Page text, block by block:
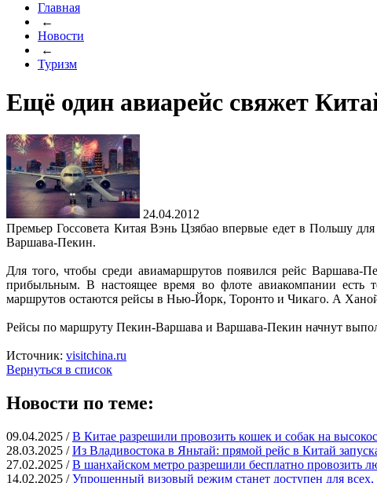
Главная
←
Новости
←
Туризм
Ещё один авиарейс свяжет
24.04.2012
Премьер Госсовета Китая Вэнь Цзябао впервые едет в Польшу
Варшава-Пекин.
Для того, чтобы среди авиамаршрутов появился рейс
прибыльным. В настоящее время во флоте авиакомпании есть
маршрутов остаются рейсы в Нью-Йорк, Торонто и Чикаго. А
Рейсы по маршруту Пекин-Варшава и Варшава-Пекин начнут
Источник: visitchina.ru
Вернуться в список
Новости по теме:
09.04.2025 /В Китае разрешили провозить кошек и собак на
28.03.2025 /Из Владивостока в Яньтай: прямой рейс в Китай
27.02.2025 /В шанхайском метро разрешили бесплатно провозить
14.02.2025 /Упрощенный визовый режим станет доступен для